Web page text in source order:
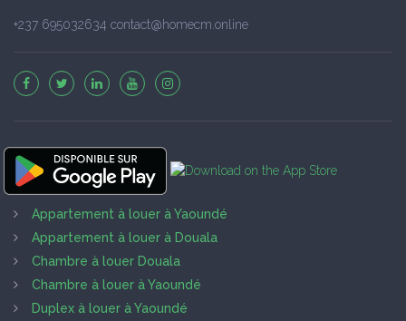
+237 695032634 contact@homecm.online
Appartement à louer à Yaoundé
Appartement à louer à Douala
Chambre à louer Douala
Chambre à louer à Yaoundé
Duplex à louer à Yaoundé